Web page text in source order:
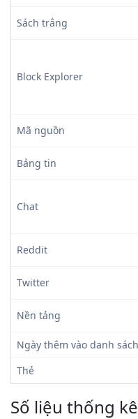
Sách trắng
Block Explorer
Mã nguồn
Bảng tin
Chat
Reddit
Twitter
Nền tảng
Ngày thêm vào danh sách
Thẻ
Số liệu thống